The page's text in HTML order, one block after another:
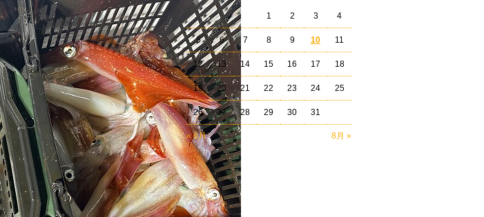
« 6月 8月 »
1 2 3 4
5 6 7 8 9 10 11
12 13 14 15 16 17 18
19 20 21 22 23 24 25
26 27 28 29 30 31